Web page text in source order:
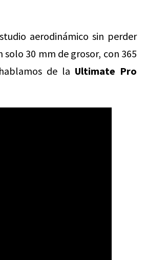
aerodinámico sin perder
30 mm de grosor, con 365
de la Ultimate Pro